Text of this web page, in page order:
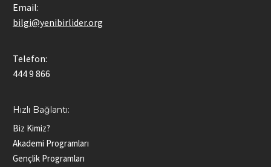
Email:
bilgi@yenibirlider.org
Telefon:
444 9 866
Hızlı Bağlantı:
Biz Kimiz?
Akademi Programları
Gençlik Programları